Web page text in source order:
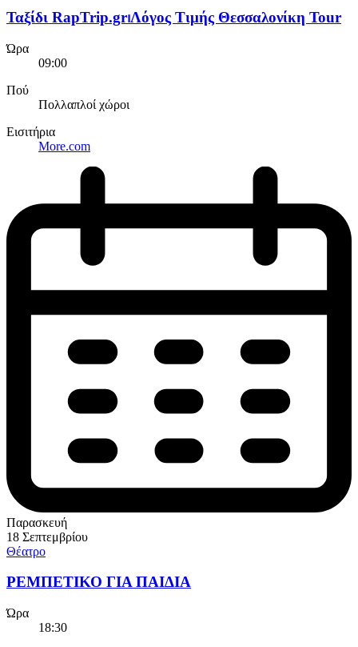
Ταξίδι RapTrip.gr⏐Λόγος Τιμής Θεσσαλονίκη Tour
Ώρα
09:00
Πού
Πολλαπλοί χώροι
Εισιτήρια
More.com
Παρασκευή
18 Σεπτεμβρίου
Θέατρο
ΡΕΜΠΕΤΙΚΟ ΓΙΑ ΠΑΙΔΙΑ
Ώρα
18:30